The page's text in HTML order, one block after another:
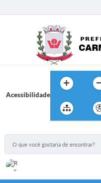
Acessibilidade